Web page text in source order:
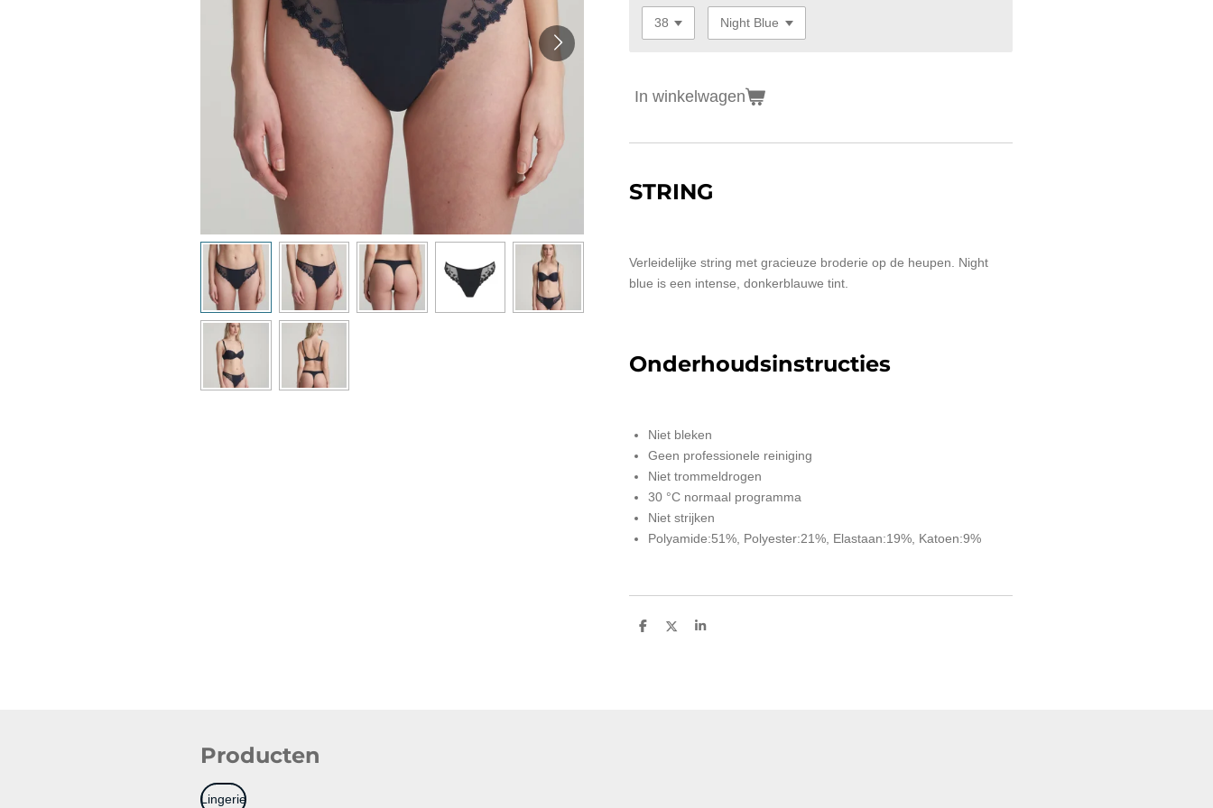
In winkelwagen
STRING
Verleidelijke string met gracieuze broderie op de heupen. Night
blue is een intense, donkerblauwe tint.
Onderhoudsinstructies
Niet bleken
Geen professionele reiniging
Niet trommeldrogen
30 °C normaal programma
Niet strijken
Polyamide:51%, Polyester:21%, Elastaan:19%, Katoen:9%
D
D
S
Producten
Lingerie